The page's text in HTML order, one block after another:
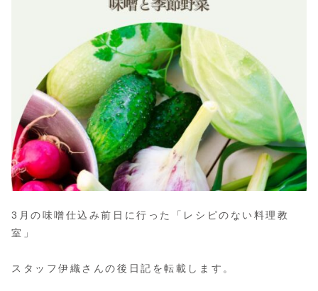
3月の味噌仕込み前日に行った「レシピのない料理教
室」
スタッフ伊織さんの後日記を転載します。